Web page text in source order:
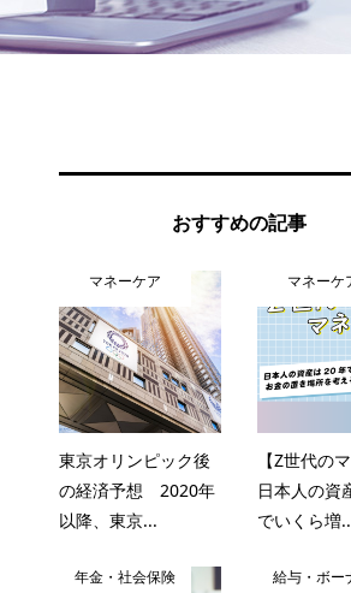
おすすめの記事
マネーケア
東京オリンピック後
の経済予想 2020年
以降、東京...
マネーケ
【Z世代の
日本人の資
でいくら増
年金・社会保険 給与・ボー